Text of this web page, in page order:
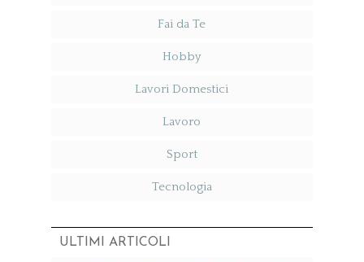
Fai da Te
Hobby
Lavori Domestici
Lavoro
Sport
Tecnologia
ULTIMI ARTICOLI